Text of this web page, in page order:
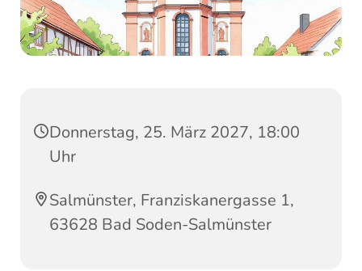
Donnerstag, 25. März 2027, 18:00
Uhr
Salmünster, Franziskanergasse 1,
63628 Bad Soden-Salmünster